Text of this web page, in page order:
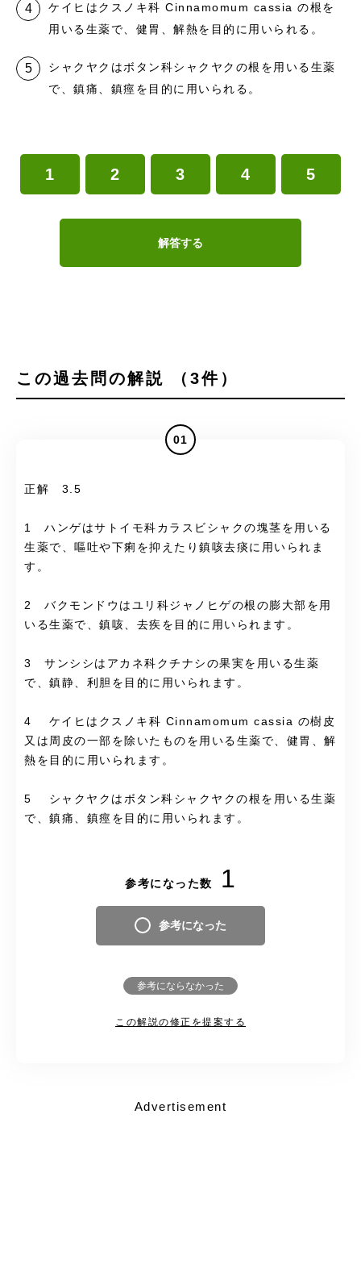
ケイヒはクスノキ科 Cinnamomum cassia の根を
用いる生薬で、健胃、解熱を目的に用いられる。
シャクヤクはボタン科シャクヤクの根を用いる生薬
で、鎮痛、鎮痙を目的に用いられる。
1 2 3 4 5
解答する
この過去問の解説 （3件）
01
正解 3.5
1 ハンゲはサトイモ科カラスビシャクの塊茎を用いる
生薬で、嘔吐や下痢を抑えたり鎮咳去痰に用いられま
す。
2 バクモンドウはユリ科ジャノヒゲの根の膨大部を用
いる生薬で、鎮咳、去疾を目的に用いられます。
3 サンシシはアカネ科クチナシの果実を用いる生薬
で、鎮静、利胆を目的に用いられます。
4 ケイヒはクスノキ科 Cinnamomum cassia の樹皮
又は周皮の一部を除いたものを用いる生薬で、健胃、解
熱を目的に用いられます。
5 シャクヤクはボタン科シャクヤクの根を用いる生薬
で、鎮痛、鎮痙を目的に用いられます。
参考になった数 1
参考になった
参考にならなかった
この解説の修正を提案する
Advertisement